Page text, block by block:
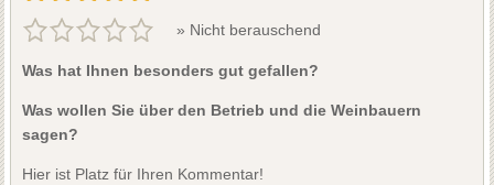
» Nicht berauschend
Was hat Ihnen besonders gut gefallen?
Was wollen Sie über den Betrieb und die Weinbauern
sagen?
Hier ist Platz für Ihren Kommentar!